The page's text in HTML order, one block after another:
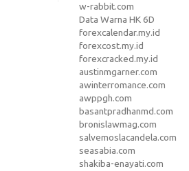
w-rabbit.com
Data Warna HK 6D
forexcalendar.my.id
forexcost.my.id
forexcracked.my.id
austinmgarner.com
awinterromance.com
awppgh.com
basantpradhanmd.com
bronislawmag.com
salvemoslacandela.com
seasabia.com
shakiba-enayati.com